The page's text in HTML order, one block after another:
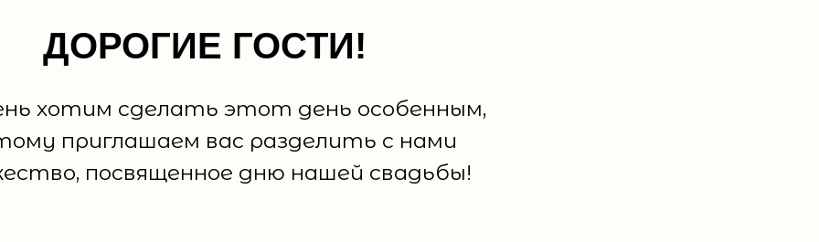
ДОРОГИЕ ГОСТИ!
хотим сделать этот день особенным,
приглашаем вас разделить с нами
посвященное дню нашей свадьбы!